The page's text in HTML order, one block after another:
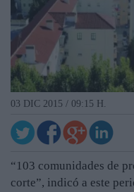
03 DIC 2015 / 09:15 H.
“103 comunidades de
corte”, indicó a este